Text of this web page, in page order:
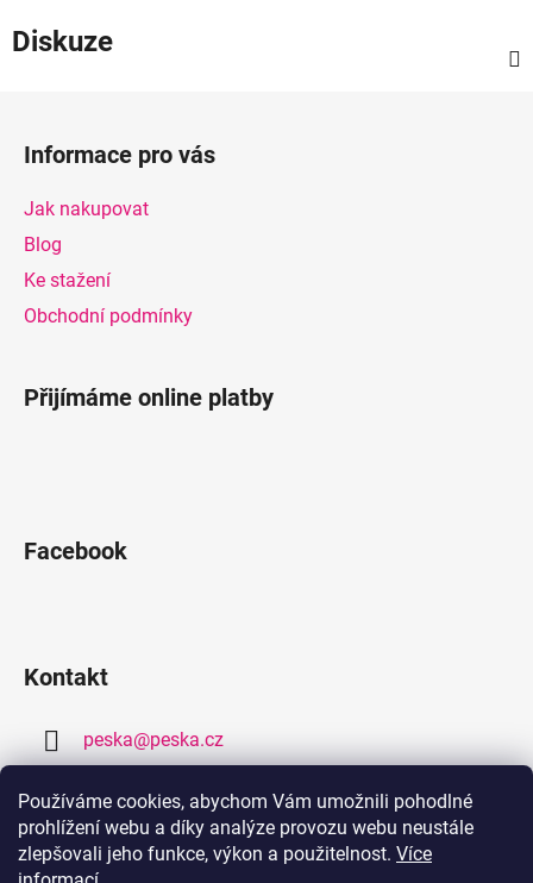
Používáme cookies, abychom Vám umožnili pohodlné
prohlížení webu a díky analýze provozu webu neustále
zlepšovali jeho funkce, výkon a použitelnost. Více
Diskuze
Informace pro vás
Jak nakupovat
Blog
Ke stažení
Obchodní podmínky
Přijímáme online platby
Facebook
Kontakt
peska@peska.cz
377 259 632
778 459 632